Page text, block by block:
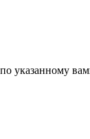
указанному